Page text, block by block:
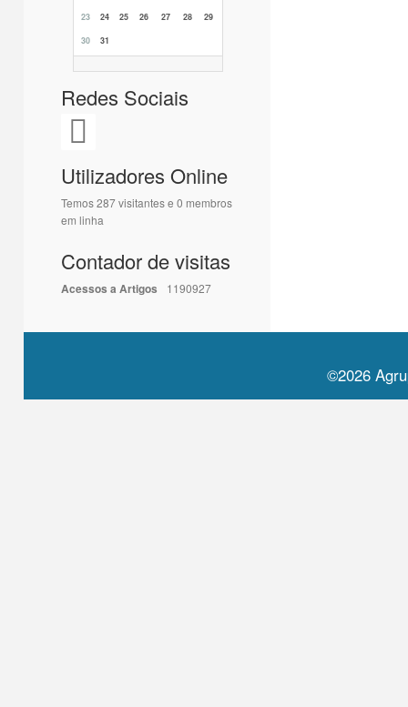
23
24 25 26 27 28
29
30
31
Redes Sociais
Utilizadores Online
Temos 287 visitantes e 0 membros
em linha
Contador de visitas
Acessos a Artigos 1190927
©2026